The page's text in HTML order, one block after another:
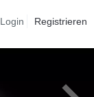
Login Registrieren